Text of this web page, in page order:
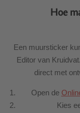
Hoe
Een muursticker
Editor van
direct met
Open de
Kies